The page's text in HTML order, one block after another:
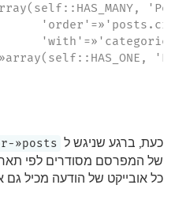
כעת, ברגע שניגש ל »posts$
של המפרסם מסודרים לפי
כל אובייקט של הודעה מכיל גם